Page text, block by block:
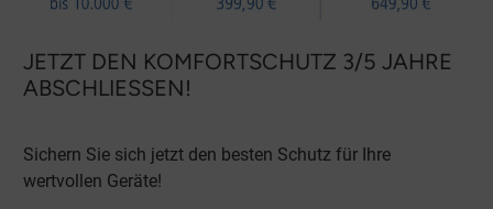
JETZT DEN KOMFORTSCHUTZ 3/5 JAHRE
ABSCHLIESSEN!
Sichern Sie sich jetzt den besten Schutz für Ihre
wertvollen Geräte!